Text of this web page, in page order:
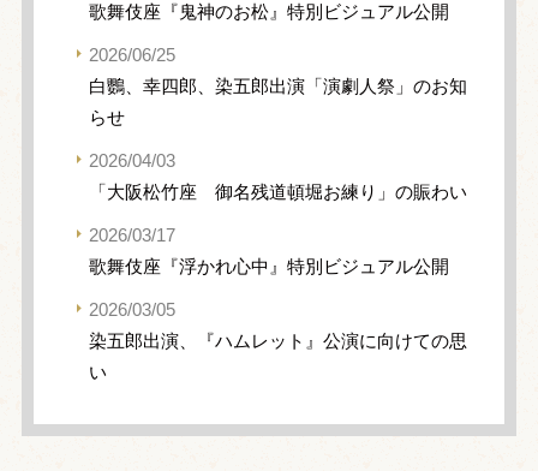
歌舞伎座『鬼神のお松』特別ビジュアル公開
2026/06/25
白鸚、幸四郎、染五郎出演「演劇人祭」のお知
らせ
2026/04/03
「大阪松竹座 御名残道頓堀お練り」の賑わい
2026/03/17
歌舞伎座『浮かれ心中』特別ビジュアル公開
2026/03/05
染五郎出演、『ハムレット』公演に向けての思
い